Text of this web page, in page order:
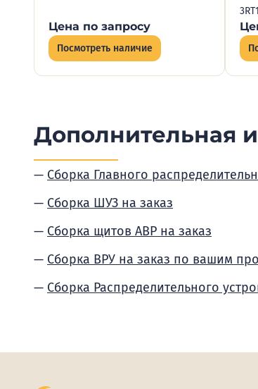
Цена по запросу
Посмотреть наличие
Дополнительная
Сборка Главного
Сборка ШУЗ на заказ
Сборка щитов АВР на заказ
Сборка ВРУ на заказ по вашим
Сборка Распределительного